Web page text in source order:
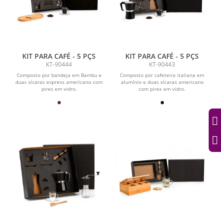
KIT PARA CAFÉ - 5 PÇS
KT-90444
Composto por bandeja em Bambu e
duas xícaras express americano com
pires em vidro.
KIT PARA CAFÉ - 5 PÇS
KT-90443
Composto por cafeteira italiana em
alumínio e duas xícaras americano
com pires em vidro.